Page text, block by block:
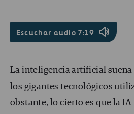
Escuchar audio 7:19
La inteligencia artificial suena
los gigantes tecnológicos
obstante, lo cierto es que la